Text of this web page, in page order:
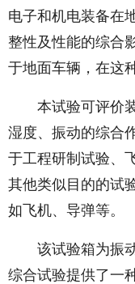
电子和机电装备在
整性及性能的综合
于地面车辆，在这
本试验可评价装
湿度、振动的综合
于工程研制试验、
其他类似目的的试
如飞机、导弹等。
该试验箱为振动
综合试验提供了一